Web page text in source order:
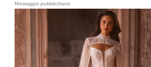
Messaggio pubblicitario